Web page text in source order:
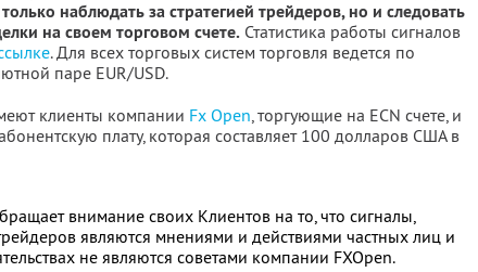
наблюдать за стратегией трейдеров, но и следовать
на своем торговом счете. Статистика работы сигналов
. Для всех торговых систем торговля ведется по
паре EUR/USD.
клиенты компании Fx Open, торгующие на ECN счете, и
плату, которая составляет 100 долларов США в
внимание своих Клиентов на то, что сигналы,
являются мнениями и действиями частных лиц и
не являются советами компании FXOpen.